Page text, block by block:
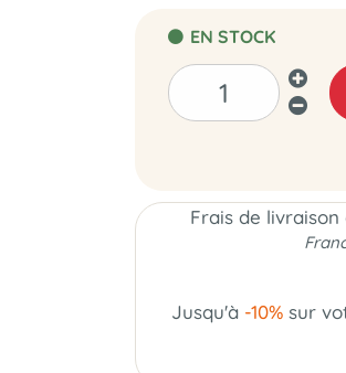
EN STOCK
Frais de
Jusqu'à -10%sur